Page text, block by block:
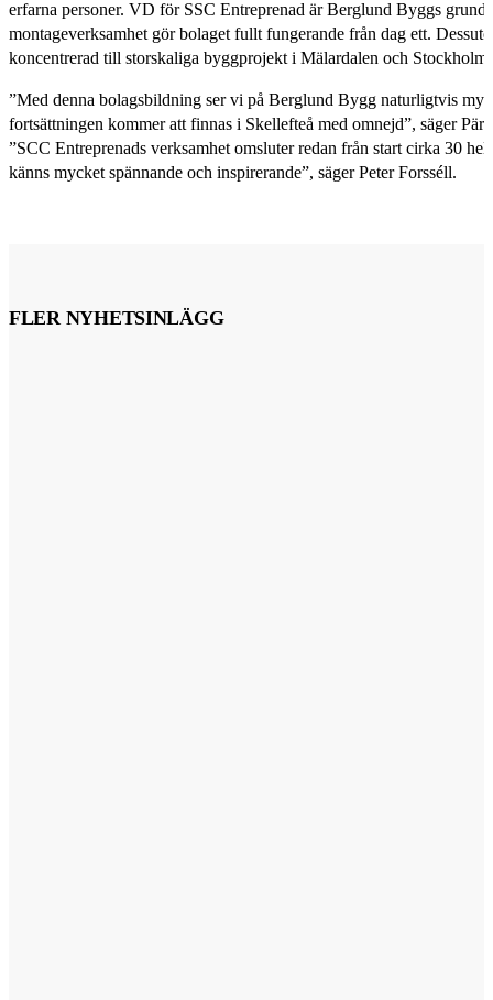
erfarna personer. VD för SSC Entreprenad är Berglund Byggs
montageverksamhet gör bolaget fullt fungerande från dag ett.
koncentrerad till storskaliga byggprojekt i Mälardalen och
”Med denna bolagsbildning ser vi på Berglund Bygg naturligtvis
fortsättningen kommer att finnas i Skellefteå med omnejd”, säger Pär
”SCC Entreprenads verksamhet omsluter redan från start cirka 30
känns mycket spännande och inspirerande”, säger Peter Forsséll.
FLER NYHETSINLÄGG